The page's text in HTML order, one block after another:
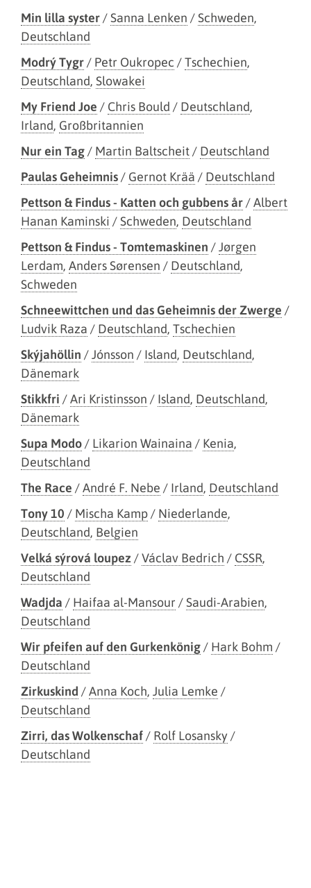
Min lilla syster/Sanna Lenken /Schweden,
Deutschland
Modrý Tygr/ Petr Oukropec /Tschechien,
Deutschland, Slowakei
My Friend Joe / Chris Bould / Deutschland,
Irland, Großbritannien
Nur ein Tag/ Martin Baltscheit/ Deutschland
Paulas Geheimnis/ Gernot Krää / Deutschland
Pettson & Findus - Katten och gubbens år/Albert
Hanan Kaminski /Schweden, Deutschland
Pettson & Findus - Tomtemaskinen /Jørgen
Lerdam, Anders Sørensen / Deutschland,
Schweden
Schneewittchen und das Geheimnis der Zwerge /
Ludvik Raza / Deutschland, Tschechien
Skýjahöllin /Jónsson / Island, Deutschland,
Dänemark
Stikkfri /Ari Kristinsson / Island, Deutschland,
Dänemark
Supa Modo/ Likarion Wainaina / Kenia,
Deutschland
The Race /André F. Nebe / Irland, Deutschland
Tony 10 / Mischa Kamp/ Niederlande,
Deutschland, Belgien
Velká sýrová loupez /Václav Bedrich / CSSR,
Deutschland
Wadjda / Haifaa al-Mansour /Saudi-Arabien,
Deutschland
Wir pfeifen auf den Gurkenkönig/ Hark Bohm /
Deutschland
Zirkuskind /Anna Koch, Julia Lemke /
Deutschland
Zirri, das Wolkenschaf/ Rolf Losansky /
Deutschland